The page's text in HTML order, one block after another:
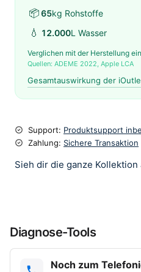
📦 65kg Rohstoffe
💧 12.000L Wasser
Verglichen mit der Herstellung
Quellen: ADEME 2022, Apple LCA
Gesamtauswirkung der
Support: Produktsupport
Zahlung: Sichere Transaktion
Sieh dir die ganze
Diagnose-Tools
Noch zum